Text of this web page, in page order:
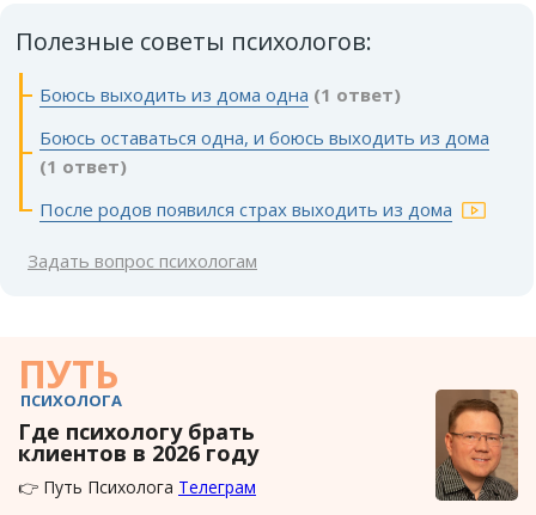
Полезные советы психологов:
Боюсь выходить из дома одна (1 ответ)
Боюсь оставаться одна, и боюсь выходить из дома
(1 ответ)
После родов появился страх выходить из дома
Задать вопрос психологам
ПУТЬ
ПСИХОЛОГА
Где психологу брать
клиентов в 2026 году
👉 Путь Психолога Телеграм